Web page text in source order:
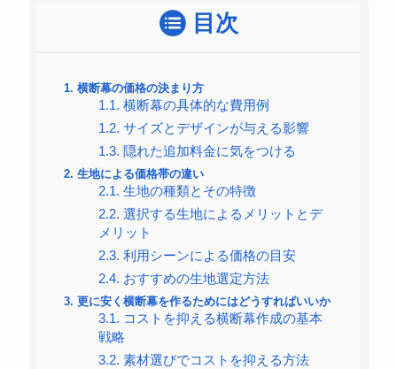
目次
1. 横断幕の価格の決まり方
1.1. 横断幕の具体的な費用例
1.2. サイズとデザインが与える影響
1.3. 隠れた追加料金に気をつける
2. 生地による価格帯の違い
2.1. 生地の種類とその特徴
2.2. 選択する生地によるメリットとデ
メリット
2.3. 利用シーンによる価格の目安
2.4. おすすめの生地選定方法
3. 更に安く横断幕を作るためにはどうすればいいか
3.1. コストを抑える横断幕作成の基本
戦略
3.2. 素材選びでコストを抑える方法